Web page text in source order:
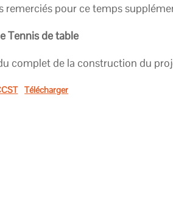
remerciés pour ce temps
Tennis de table
complet de la construction du
Télécharger